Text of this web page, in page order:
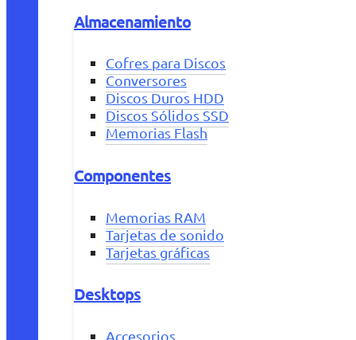
Almacenamiento
Cofres para Discos
Conversores
Discos Duros HDD
Discos Sólidos SSD
Memorias Flash
Componentes
Memorias RAM
Tarjetas de sonido
Tarjetas gráficas
Desktops
Accesorios